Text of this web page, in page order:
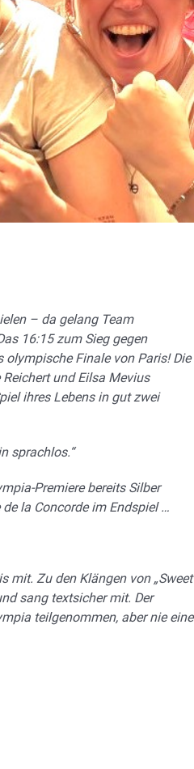
– da gelang Team
16:15 zum Sieg gegen
olympische Finale von Paris! Die
und Eilsa Mevius
ihres Lebens in gut zwei
sprachlos.“
Premiere bereits Silber
la Concorde im Endspiel …
mit. Zu den Klängen von „Sweet
sang textsicher mit. Der
teilgenommen, aber nie eine